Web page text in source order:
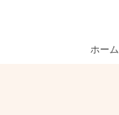
ホーム